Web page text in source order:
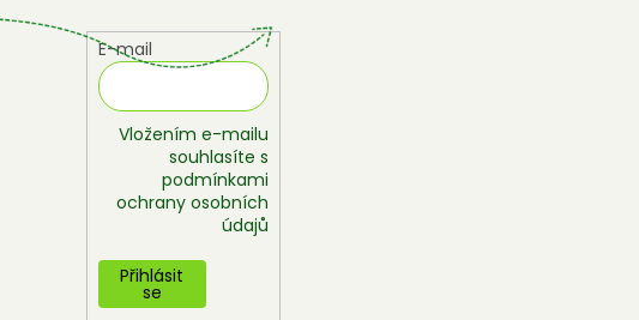
E-mail
Vložením e-mailu
souhlasíte s
podmínkami
ochrany osobních
údajů
Přihlásit
se